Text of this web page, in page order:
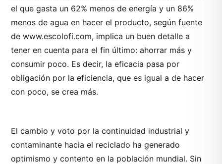
el que gasta un 62% menos de energía y un 86%
menos de agua en hacer el producto, según fuente
de www.escolofi.com, implica un buen detalle a
tener en cuenta para el fin último: ahorrar más y
consumir poco. Es decir, la eficacia pasa por
obligación por la eficiencia, que es igual a de hacer
con poco, se crea más.
El cambio y voto por la continuidad industrial y
contaminante hacia el reciclado ha generado
optimismo y contento en la población mundial. Sin